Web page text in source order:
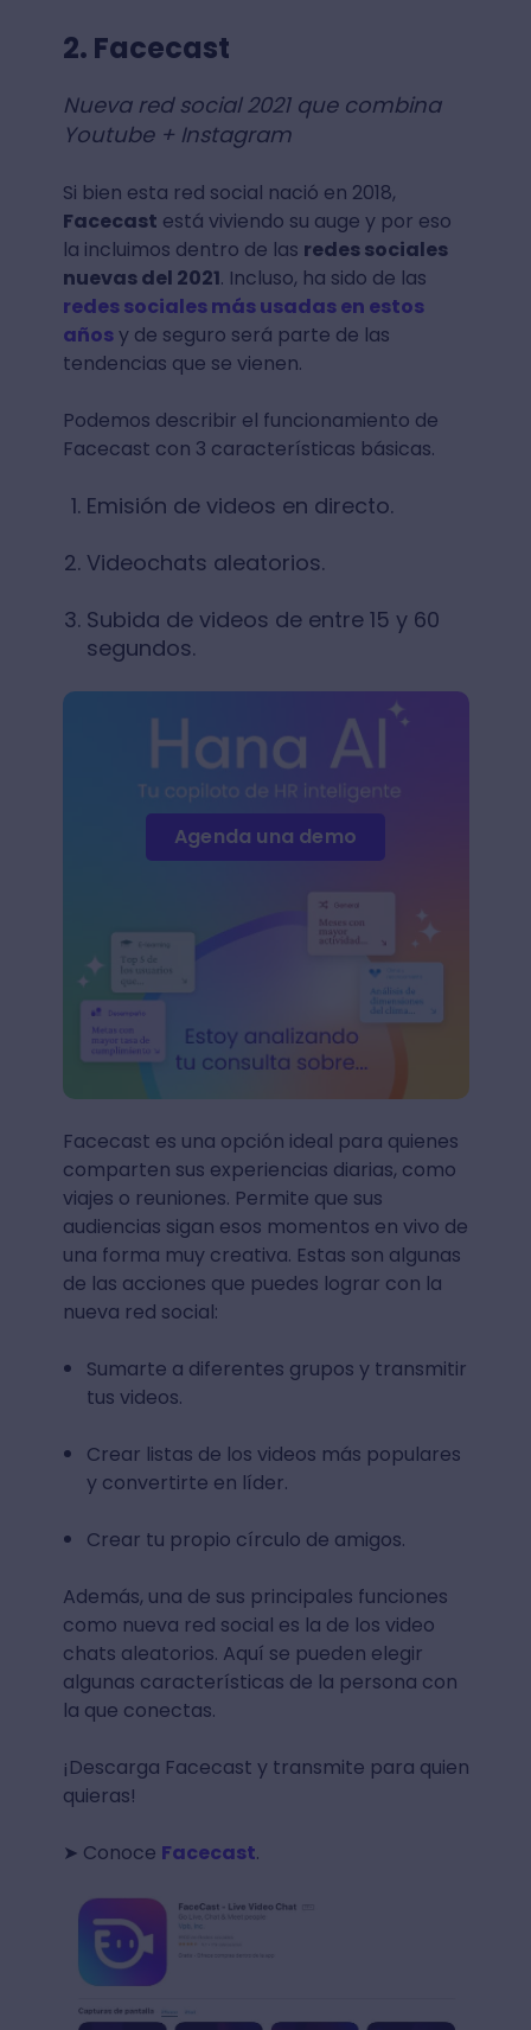
2. Facecast
Nueva red social 2021 que combina
Youtube + Instagram
Si bien esta red social nació en 2018,
Facecast está viviendo su auge y por eso
la incluimos dentro de las redes sociales
nuevas del 2021. Incluso, ha sido de las
redes sociales más usadas en estos
añosy de seguro será parte de las
tendencias que se vienen.
Podemos describir el funcionamiento de
Facecast con 3 características básicas.
Emisión de videos en directo.
Videochats aleatorios.
Subida de videos de entre 15 y 60
segundos.
Agenda una demo
Facecast es una opción ideal para quienes
comparten sus experiencias diarias, como
viajes o reuniones. Permite que sus
audiencias sigan esos momentos en vivo de
una forma muy creativa. Estas son algunas
de las acciones que puedes lograr con la
nueva red social:
Sumarte a diferentes grupos y transmitir
tus videos.
Crear listas de los videos más populares
y convertirte en líder.
Crear tu propio círculo de amigos.
Además, una de sus principales funciones
como nueva red social es la de los video
chats aleatorios. Aquí se pueden elegir
algunas características de la persona con
la que conectas.
¡Descarga Facecast y transmite para quien
quieras!
➤ Conoce Facecast.